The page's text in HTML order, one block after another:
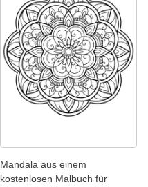
Mandala aus einem
kostenlosen Malbuch für